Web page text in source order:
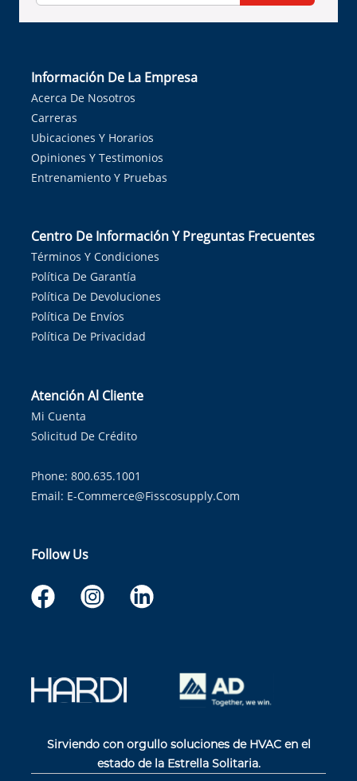
Información De La Empresa
Acerca De Nosotros
Carreras
Ubicaciones Y Horarios
Opiniones Y Testimonios
Entrenamiento Y Pruebas
Centro De Información Y Preguntas Frecuentes
Términos Y Condiciones
Política De Garantía
Política De Devoluciones
Política De Envíos
Política De Privacidad
Atención Al Cliente
Mi Cuenta
Solicitud De Crédito
Phone: 800.635.1001
Email: E-Commerce@fisscosupply.com
Follow Us
Sirviendo con orgullo soluciones de HVAC en el
estado de la Estrella Solitaria.